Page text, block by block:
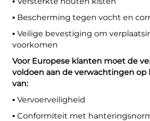
▪️ Bescherming tegen vocht en
▪️ Veilige bevestiging om
voorkomen
Voor Europese klanten moet de
voldoen aan de verwachtingen op
van:
▪️ Vervoerveiligheid
▪️ Conformiteit met